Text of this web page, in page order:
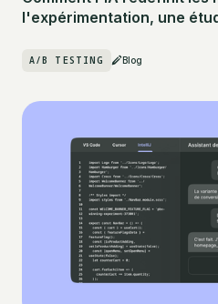
l'expérimentation, une
A/B TESTING Blog